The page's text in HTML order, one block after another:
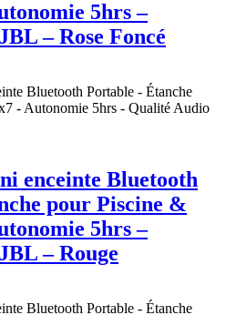
5hrs –
– Rose Foncé
enceinte Bluetooth
pour Piscine &
5hrs –
– Rouge